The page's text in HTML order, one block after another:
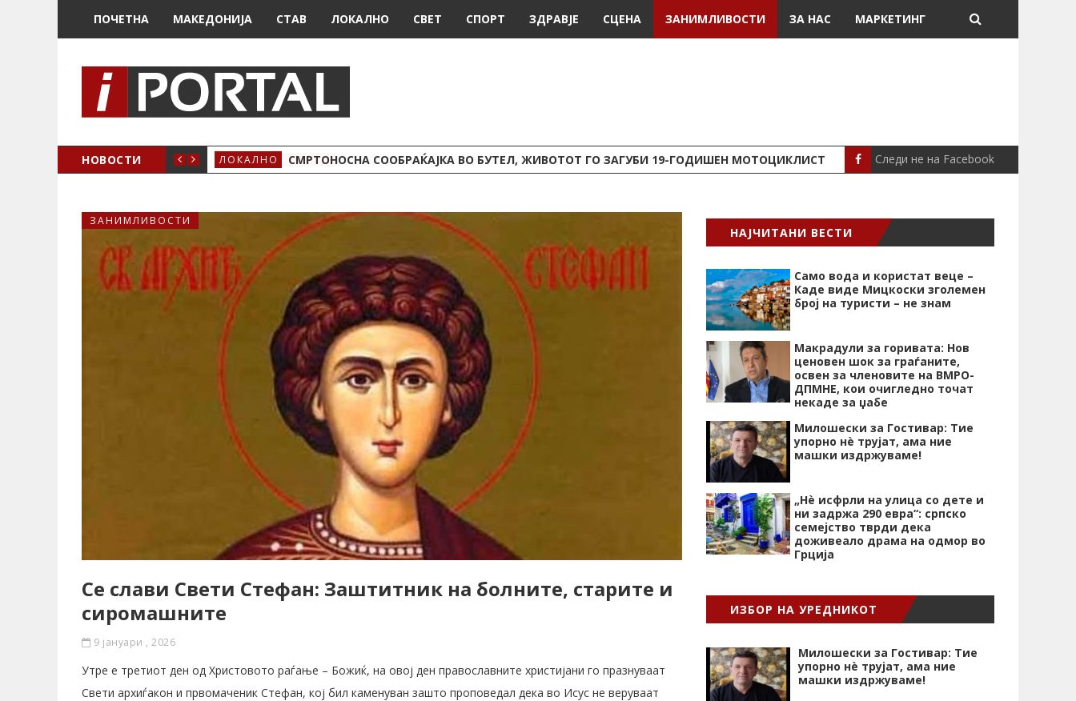
ПОЧЕТНА МАКЕДОНИЈА СТАВ ЛОКАЛНО СВЕТ СПОРТ ЗДРАВЈЕ СЦЕНА ЗАНИМЛИВОСТИ ЗА НАС МАРКЕТИНГ
НОВОСТИ ЛОКАЛНО СМРТОНОСНА СООБРАЌАЈКА ВО БУТЕЛ, ЖИВОТОТ ГО ЗАГУБИ 19-ГОДИШЕН МОТОЦИКЛИСТ СЦЕНА СЕВЕРИНА ВО
Следи не на Facebook
ЗАНИМЛИВОСТИ
Се слави Свети Стефан: Заштитник на бoлнитe, стapите и
сиpoмашните
9 јануари , 2026
Утре е третиот ден од Христовото раѓање – Божиќ, на овој ден православните христијани го празнуваат
Свети архиѓакон и првомаченик Стефан, кој бил каменуван зашто проповедал дека во Исус не веруваат
НАЈЧИТАНИ ВЕСТИ
Само вода и користат веце –
Каде виде Мицкоски зголемен
број на туристи – не знам
Макрадули за горивата: Нов
ценовен шок за граѓаните,
освен за членовите на ВМРО-
ДПМНЕ, кои очигледно точат
некаде за џабе
Милошески за Гостивар: Тие
упорно нѐ трујат, ама ние
машки издржуваме!
„Нѐ исфрли на улица со дете и
ни задржа 290 евра“: српско
семејство тврди дека
доживеало драма на одмор во
Грција
ИЗБОР НА УРЕДНИКОТ
Милошески за Гостивар: Тие
упорно нѐ трујат, ама ние
машки издржуваме!